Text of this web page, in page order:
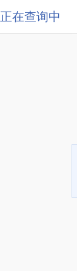
正在查询中